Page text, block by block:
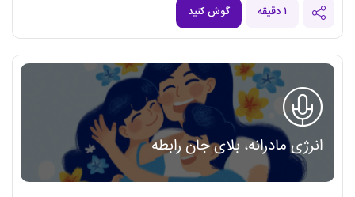
۱ دقیقه گوش کنید
انرژی مادرانه، بلای جان رابطه